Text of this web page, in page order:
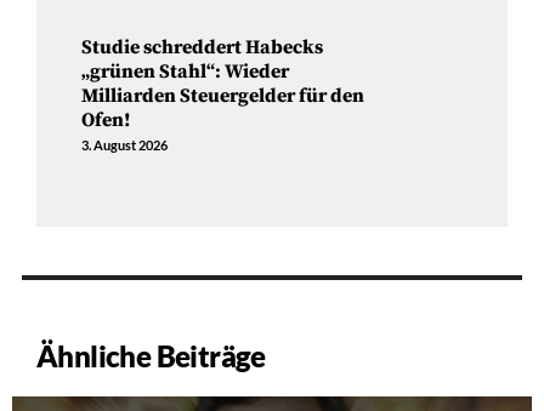
Studie schreddert Habecks
„grünen Stahl“: Wieder
Milliarden Steuergelder für den
Ofen!
3. August 2026
Ähnliche Beiträge